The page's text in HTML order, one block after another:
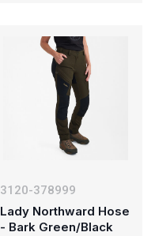
3120-378999
Lady Northward Hose
- Bark Green/Black